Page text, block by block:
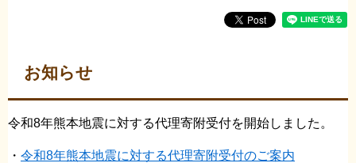
お知らせ
令和8年熊本地震に対する代理寄附受付を開始しました。
・ 令和8年熊本地震に対する代理寄附受付のご案内